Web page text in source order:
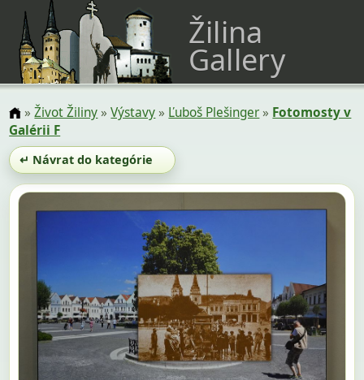
Žilina
Gallery
»Život Žiliny»Výstavy» Ľuboš Plešinger» Fotomosty v
Galérii F
↵ Návrat do kategórie